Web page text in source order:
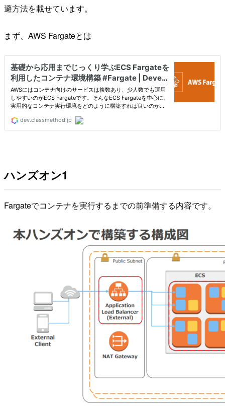
避方法を載せています。
まず、AWS Fargateとは
ハンズオン1
Fargateでコンテナを実行するまでの前準備する内容です。